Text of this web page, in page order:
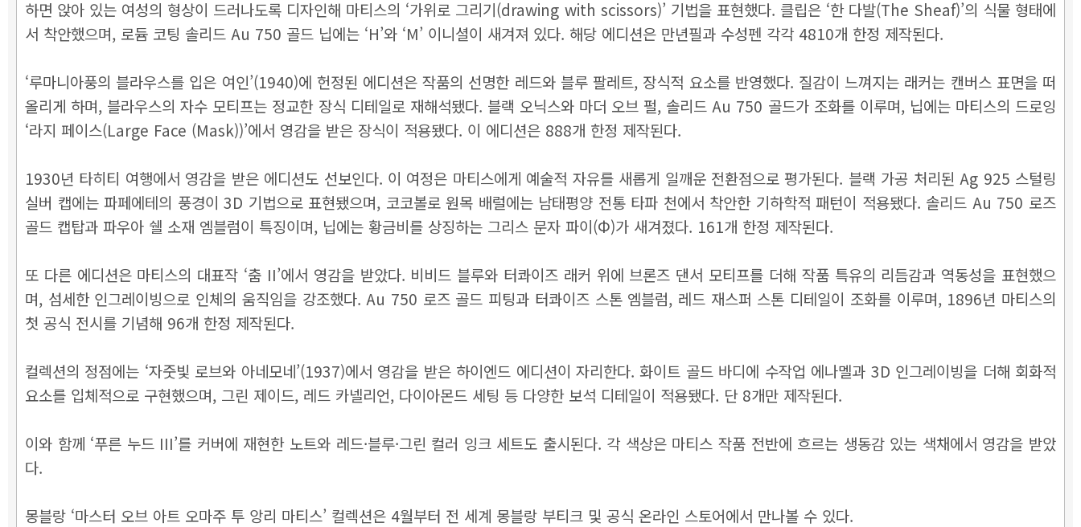
하면 앉아 있는 여성의 형상이 드러나도록 디자인해 마티스의 ‘가위로 그리기(drawing with scissors)’ 기법을 표현했다. 클립은 ‘한 다발(The Sheaf)’의 식물 형태에
서 착안했으며, 로듐 코팅 솔리드 Au 750 골드 닙에는 ‘H’와 ‘M’ 이니셜이 새겨져 있다. 해당 에디션은 만년필과 수성펜 각각 4810개 한정 제작된다.
‘루마니아풍의 블라우스를 입은 여인’(1940)에 헌정된 에디션은 작품의 선명한 레드와 블루 팔레트, 장식적 요소를 반영했다. 질감이 느껴지는 래커는 캔버스 표면을 떠
올리게 하며, 블라우스의 자수 모티프는 정교한 장식 디테일로 재해석됐다. 블랙 오닉스와 마더 오브 펄, 솔리드 Au 750 골드가 조화를 이루며, 닙에는 마티스의 드로잉
‘라지 페이스(Large Face (Mask))’에서 영감을 받은 장식이 적용됐다. 이 에디션은 888개 한정 제작된다.
1930년 타히티 여행에서 영감을 받은 에디션도 선보인다. 이 여정은 마티스에게 예술적 자유를 새롭게 일깨운 전환점으로 평가된다. 블랙 가공 처리된 Ag 925 스털링
실버 캡에는 파페에테의 풍경이 3D 기법으로 표현됐으며, 코코볼로 원목 배럴에는 남태평양 전통 타파 천에서 착안한 기하학적 패턴이 적용됐다. 솔리드 Au 750 로즈
골드 캡탑과 파우아 쉘 소재 엠블럼이 특징이며, 닙에는 황금비를 상징하는 그리스 문자 파이(Φ)가 새겨졌다. 161개 한정 제작된다.
또 다른 에디션은 마티스의 대표작 ‘춤 II’에서 영감을 받았다. 비비드 블루와 터콰이즈 래커 위에 브론즈 댄서 모티프를 더해 작품 특유의 리듬감과 역동성을 표현했으
며, 섬세한 인그레이빙으로 인체의 움직임을 강조했다. Au 750 로즈 골드 피팅과 터콰이즈 스톤 엠블럼, 레드 재스퍼 스톤 디테일이 조화를 이루며, 1896년 마티스의
첫 공식 전시를 기념해 96개 한정 제작된다.
컬렉션의 정점에는 ‘자줏빛 로브와 아네모네’(1937)에서 영감을 받은 하이엔드 에디션이 자리한다. 화이트 골드 바디에 수작업 에나멜과 3D 인그레이빙을 더해 회화적
요소를 입체적으로 구현했으며, 그린 제이드, 레드 카넬리언, 다이아몬드 세팅 등 다양한 보석 디테일이 적용됐다. 단 8개만 제작된다.
이와 함께 ‘푸른 누드 III’를 커버에 재현한 노트와 레드·블루·그린 컬러 잉크 세트도 출시된다. 각 색상은 마티스 작품 전반에 흐르는 생동감 있는 색채에서 영감을 받았
다.
몽블랑 ‘마스터 오브 아트 오마주 투 앙리 마티스’ 컬렉션은 4월부터 전 세계 몽블랑 부티크 및 공식 온라인 스토어에서 만나볼 수 있다.